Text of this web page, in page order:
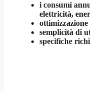
i consumi
elettricità,
ottimizzazione
semplicità di
specifiche